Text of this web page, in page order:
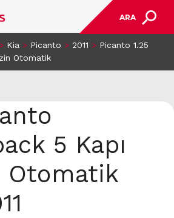
ARA
> Kia > Picanto > 2011 > Picanto 1.25
Otomatik
5 Kapı
Otomatik